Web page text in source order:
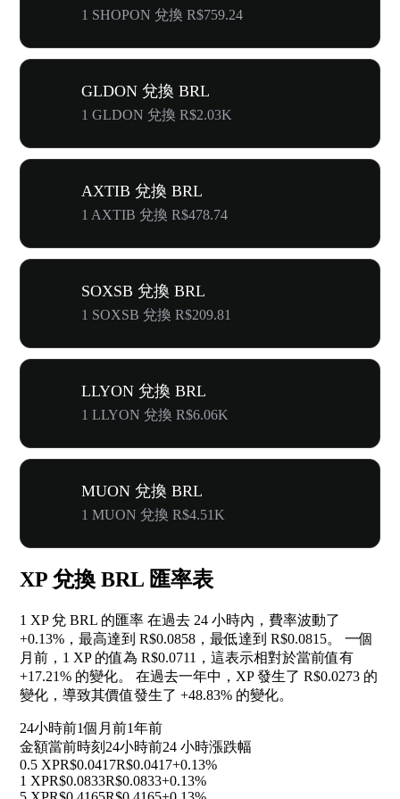
1 SHOPON 兌換 R$759.24
GLDON 兌換 BRL
1 GLDON 兌換 R$2.03K
AXTIB 兌換 BRL
1 AXTIB 兌換 R$478.74
SOXSB 兌換 BRL
1 SOXSB 兌換 R$209.81
LLYON 兌換 BRL
1 LLYON 兌換 R$6.06K
MUON 兌換 BRL
1 MUON 兌換 R$4.51K
XP 兌換 BRL 匯率表
1 XP 兌 BRL 的匯率 在過去 24 小時內，費率波動了
+0.13% ，最高達到 R$0.0858，最低達到 R$0.0815。 一個
月前，1 XP 的值為 R$0.0711，這表示相對於當前值有
+17.21% 的變化。 在過去一年中，XP 發生了 R$0.0273 的
變化，導致其價值發生了 +48.83% 的變化。
24小時前1個月前1年前
金額當前時刻 24小時前24 小時漲跌幅
0.5 XPR$0.0417R$0.0417+0.13%
1 XPR$0.0833R$0.0833+0.13%